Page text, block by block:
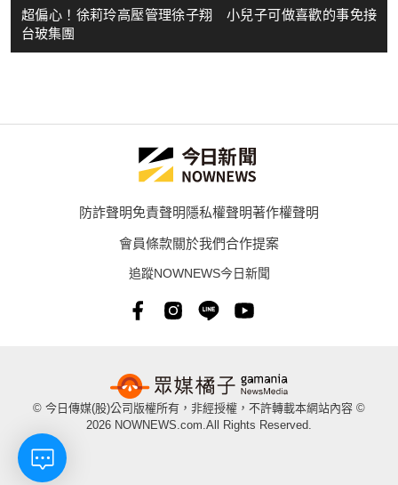
超偏心！徐莉玲高壓管理徐子翔 小兒子可做喜歡的事免接
台玻集團
防詐聲明免責聲明隱私權聲明著作權聲明
會員條款關於我們合作提案
追蹤NOWNEWS今日新聞
© 今日傳媒(股)公司版權所有，非經授權，不許轉載本網站內容 ©
2026 NOWNEWS.com.All Rights Reserved.